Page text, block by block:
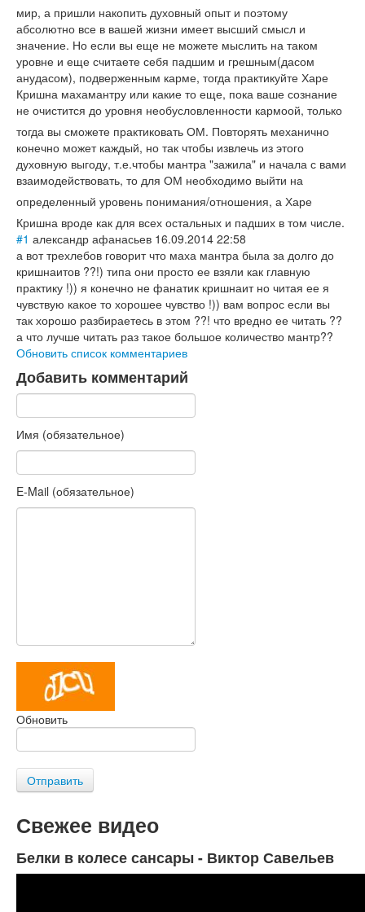
мир, а пришли накопить духовный опыт и поэтому
абсолютно все в вашей жизни имеет высший смысл и
значение. Но если вы еще не можете мыслить на таком
уровне и еще считаете себя падшим и грешным(дасом
анудасом), подверженным карме, тогда практикуйте Харе
Кришна махамантру или какие то еще, пока ваше сознание
не очистится до уровня необусловленности кармоой, только
тогда вы сможете практиковать ОМ. Повторять механично
конечно может каждый, но так чтобы извлечь из этого
духовную выгоду, т.е.чтобы мантра "зажила" и начала с вами
взаимодействовать, то для ОМ необходимо выйти на
определенный уровень понимания/отношения, а Харе
Кришна вроде как для всех остальных и падших в том числе.
#1 александр афанасьев 16.09.2014 22:58
а вот трехлебов говорит что маха мантра была за долго до
кришнаитов ??!) типа они просто ее взяли как главную
практику !)) я конечно не фанатик кришнаит но читая ее я
чувствую какое то хорошее чувство !)) вам вопрос если вы
так хорошо разбираетесь в этом ??! что вредно ее читать ??
а что лучше читать раз такое большое количество мантр??
Обновить список комментариев
Добавить комментарий
Имя (обязательное)
E-Mail (обязательное)
Обновить
Отправить
Свежее видео
Белки в колесе сансары - Виктор Савельев